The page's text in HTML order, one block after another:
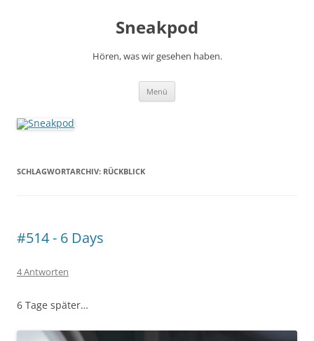
Sneakpod
Hören, was wir gesehen haben.
Menü
SCHLAGWORTARCHIV: RÜCKBLICK
#514 - 6 Days
4 Antworten
6 Tage später…